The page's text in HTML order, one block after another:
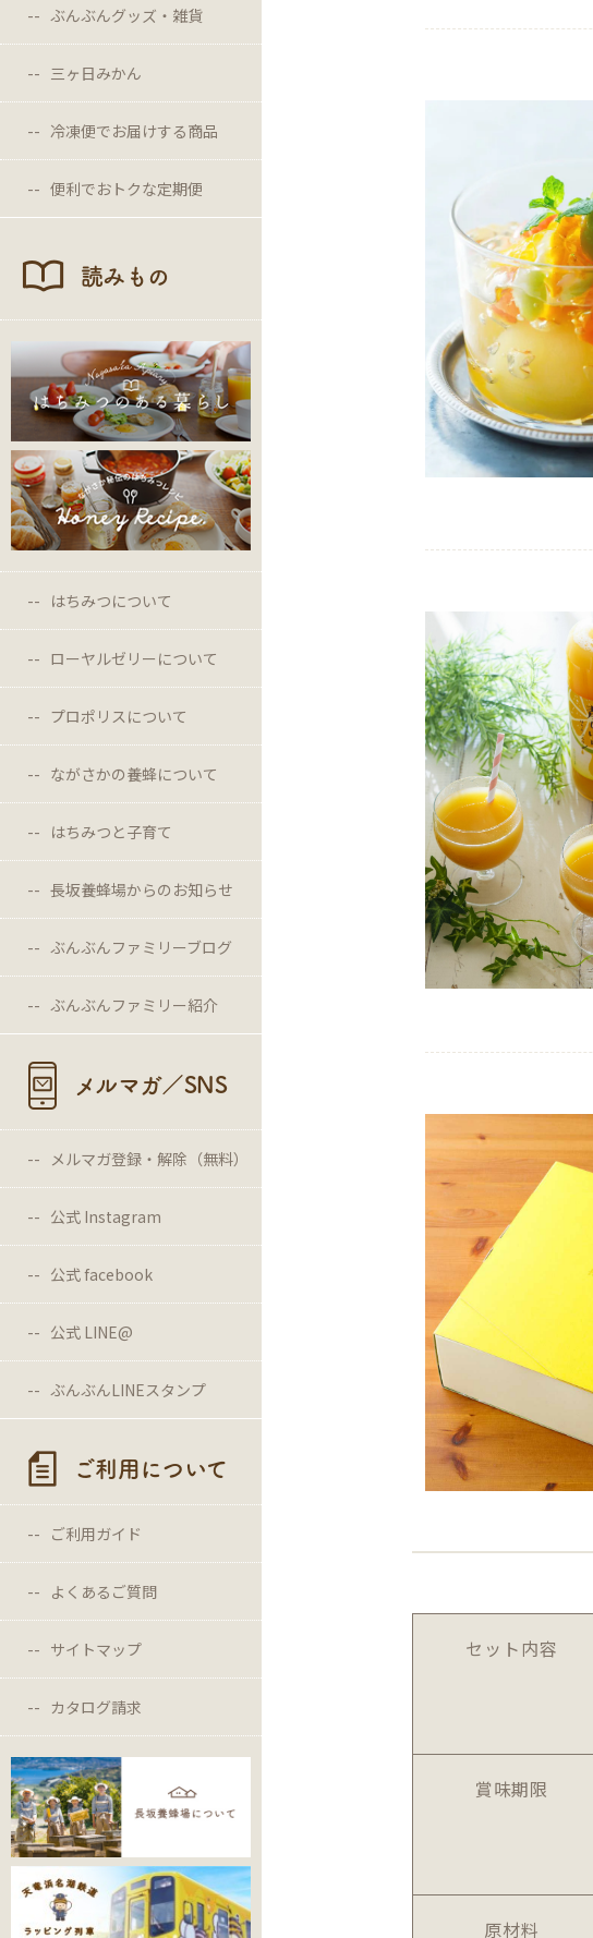
ぶんぶんグッズ・雑貨
三ヶ日みかん
冷凍便でお届けする商品
便利でおトクな定期便
読みもの
はちみつについて
ローヤルゼリーについて
プロポリスについて
ながさかの養蜂について
はちみつと子育て
長坂養蜂場からのお知らせ
ぶんぶんファミリーブログ
ぶんぶんファミリー紹介
メルマガ／SNS
メルマガ登録・解除（無料）
公式 Instagram
公式 facebook
公式 LINE@
ぶんぶんLINEスタンプ
ご利用について
ご利用ガイド
よくあるご質問
サイトマップ
カタログ請求
セット内容
賞味期限
原材料